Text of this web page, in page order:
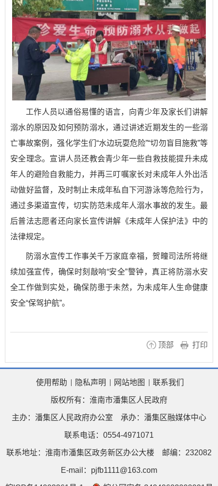
工作人员以通俗易懂的语言，向青少年及家长们讲解
溺水的原因及如何预防溺水，通过讲述近期发生的一些溺
亡事故案例，强化学生们“水边玩耍危险”“切勿盲目施救”等
安全理念。宣讲人员还教会青少年一些自救技能提升未成
年人的避险自救能力，并再三叮嘱家长对未成年人外出活
动做好监督，及时制止未成年私自下河游泳等危险行为，
通过多渠道宣传，切实防范未成年人溺水事故的发生。最
后普法志愿者还向家长宣传讲解《未成年人保护法》中的
法律规定。
防溺水宣传工作事关千万家庭幸福，贺疃司法所将继
续加强宣传，确保时刻敲响“安全”警钟，真正将防溺水安
全工作做到实处，确保防患于未然，为未成年人生命健康
安全“保驾护航”。
顶部 打印
使用帮助 隐私声明 网站地图 联系我们
版权所有：淮南市潘集区人民政府
主办：潘集区人民政府办公室 承办：潘集区融媒体中心
联系电话：0554-4971071
联系地址：淮南市潘集区政务新区办公大楼 邮编：232082
E-mail：pjfb1111@163.com